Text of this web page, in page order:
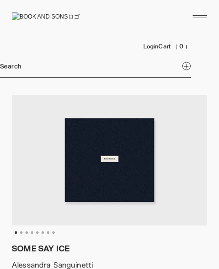
LoginCart （ 0 ）
Search
SOME SAY ICE
Alessandra Sanguinetti